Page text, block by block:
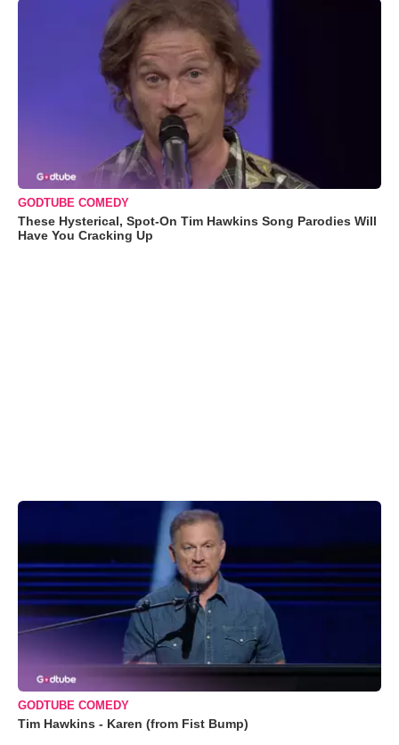
GODTUBE COMEDY
These Hysterical, Spot-On Tim Hawkins Song Parodies Will
Have You Cracking Up
GODTUBE COMEDY
Tim Hawkins - Karen (from Fist Bump)